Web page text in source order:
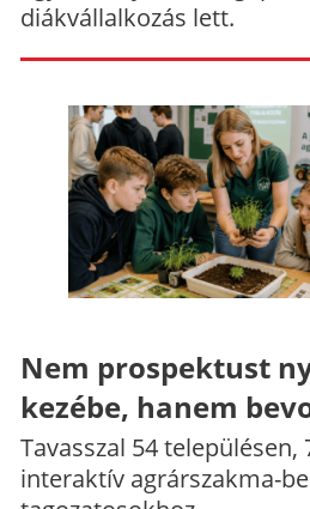
diákvállalkozás lett.
Nem prospektust
kezébe, hanem
Tavasszal 54
interaktív agrárszakma-